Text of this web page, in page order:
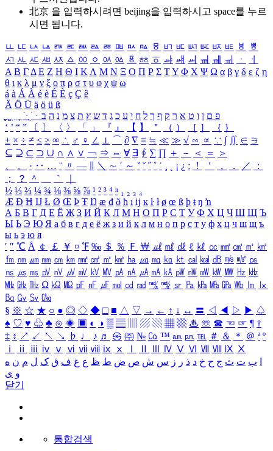
北京 을 입력하시려면 beijing을 입력하시고 space를 누르
시면 됩니다.
ㅥ ㅦ ㅧ ㅨ ㅩ ㅪ ㅫ ㅬ ㅭ ㅮ ㅯ ㅰ ㅱ ㅲ ㅳ ㅴ ㅵ ㅶ ㅷ ㅸ
ㅹ
ㅺ ㅻ ㅼ ㅽ ㅾ ㅿ ㆀ ㆁ ㆂ ㆃ ㆄ ㆅ ㆆ ㆇ ㆈ ㆉ ㆊ ㆋ ㆌ ㆍ
ㆎ
Α Β ΓΔ Ε Ζ Η Θ Ι ΚΛ Μ Ν Ξ Ο Π Ρ Σ ΤΥ Φ Χ Ψ Ω α β γ δ ε ζ η
θ ι κ λ μ ν ξ ο π ρ σ τ υ φ χ ψ ω
á à Á À é è É È ç Ç ê
Ä Ö Ü ä ö ü ß
ִֶֹ ֻּ ׁׂ פ ם ן ו ט א ר ק ף ך ל ח י ע כ ג ד ש ץ ת צ מ נ ה ב
‘ ’ “ ” 〔 〕 〈 〉 「 」 『 』 【 】 ＂ （ ） ［ ］ ｛ ｝
± × ÷ ≠ ≤ ≥ ∞ ∴ ♂ ♀ ∠ ⊥ ⌒ ∂ ∇ ≡ ≒ ≪ ≫ √ ∽ ∝ ∵ ∫ ∬ ∈ ∋
⊆ ⊇ ⊂ ⊃ ∪ ∩ ∧ ∨ ￢ ⇒ ⇔ ∀ ∃ ∮ ∑ ∏ ＋ － ＜ ＝
＞
、
。 · ‥ … ¨ 〃 ― ＼ ∼ ´ ～ ˇ ˘ ˝ ˚ ˙ ¸ ¡ ¿ ː ！ ＇ ， ． ／
：
；
？ ＾ ｀
½ ⅓ ⅔ ¼ ¾ ⅛ ⅜ ⅝ ⅞ ¹ ² ³ ⁴ ⁿ ₁ ₂ ₃ ₄
Æ Ð Ħ Ĳ Ł Ø Œ Þ Ŧ Ŋ æ đ ð ħ ı ĳ ĸ ŀ ł ø œ ß þ ŧ ŋ ŉ
А Б В Г Д Е Ё Ж З И Й К Л М Н О П Р С Т У Ф Х Ц Ч Ш Щ Ъ
Ы Ь Э Ю Я а б в г д е ё ж з и й к л м н о п р с т у ф х ц ч ш щ ъ
ы ь э ю я
′ ″ ℃ Å ￠ ￡ ￥ ¤ ℉ ‰ ＄ ％ Ｆ ￦ ㎕ ㎖ ㎗ ℓ ㎘ ㏄ ㎣ ㎤ ㎥ ㎦
㎙ ㎚ ㎛ ㎜ ㎝ ㎞ ㎟ ㎠ ㎡ ㎢ ㏊ ㎍ ㎎ ㎏ ㏏ ㎈ ㎉ ㏈ ㎧ ㎨ ㎰
㎱ ㎲ ㎳ ㎴ ㎵ ㎶ ㎷ ㎸ ㎹ ㎀ ㎁ ㎂ ㎃ ㎄ ㎺ ㎻ ㎽ ㎾ ㎿ ㎐ ㎑
㎒ ㎓ ㎔ Ω ㏀ ㏁ ㎊ ㎋ ㎌ ㏖ ㏅ ㎭ ㎮ ㎯ ㏛ ㎩ ㎪ ㎫ ㎬ ㏝ ㏐
㏓
㏃ ㏉ ㏜ ㏆
§ ※ ☆ ★ ○ ● ◎ ◇ ◆ □ ■ △ ▽ → ← ↑ ↓ ↔ 〓 ◁ ◀ ▷ ▶ ♤
♠ ♡ ♥ ♧ ♣ ⊙ ◈ ▣ ◐ ◑ ▒ ▤ ▨ ▧ ▦ ▩ ♨ ☏ ☎ ☜ ☞ ¶ †
‡ ↕ ↗ ↙ ↖ ↘ ♭ ♩ ♪ ♬ ㉿ ㈜ № ㏇ ™ ㏂ ㏘ ℡ ＃ ＆ ＊ ＠ ª º
ⅰ
ⅱ ⅲ ⅳ ⅴ ⅵ ⅶ ⅷ ⅸ ⅹ Ⅳ Ⅴ Ⅵ Ⅶ Ⅷ Ⅸ Ⅹ
ب ت ث ج ح خ د ذ ر ز س ش ص ض ط ظ ع غ ف ق ک ل م ن ه
و ی
닫기
통합검색